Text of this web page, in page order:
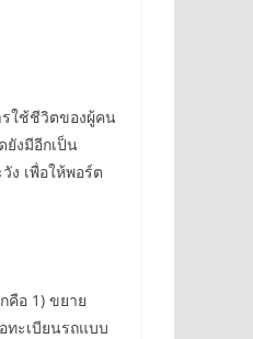
รใช้ชีวิตของผู้คน
ยังมีอีกเป็น
ง เพื่อให้พอร์ต
คือ 1) ขยาย
ทะเบียนรถแบบ